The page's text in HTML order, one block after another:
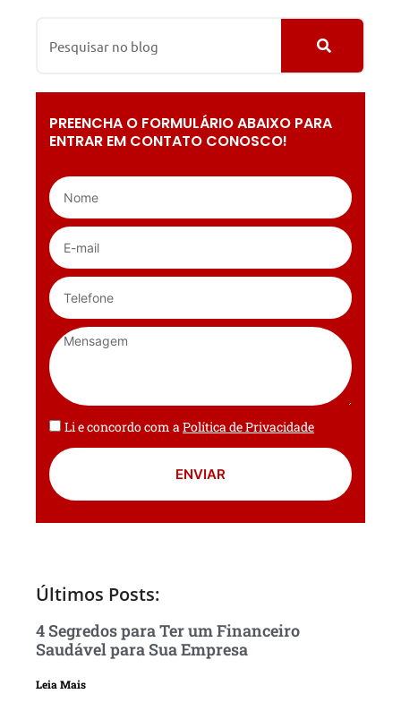
PREENCHA O FORMULÁRIO ABAIXO PARA
ENTRAR EM CONTATO CONOSCO!
Li e concordo com aPolítica de Privacidade
ENVIAR
Últimos Posts:
4 Segredos para Ter um Financeiro
Saudável para Sua Empresa
Leia Mais